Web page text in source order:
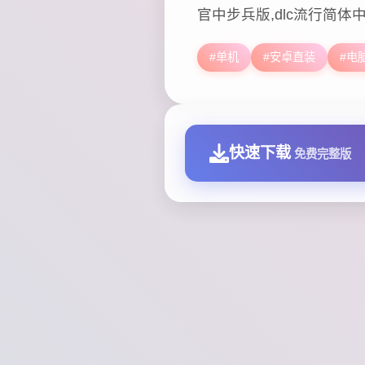
官中步兵版,dlc流行简体
#单机 #安卓直装 #电
快速下载 免费完整版